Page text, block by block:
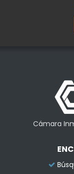
Cámara